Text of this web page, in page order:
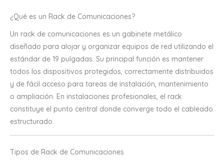
¿Qué es un Rack de Comunicaciones?
Un rack de comunicaciones es un gabinete metálico
diseñado para alojar y organizar equipos de red utilizando el
estándar de 19 pulgadas. Su principal función es mantener
todos los dispositivos protegidos, correctamente distribuidos
y de fácil acceso para tareas de instalación, mantenimiento
o ampliación. En instalaciones profesionales, el rack
constituye el punto central donde converge todo el cableado
estructurado.
Tipos de Rack de Comunicaciones